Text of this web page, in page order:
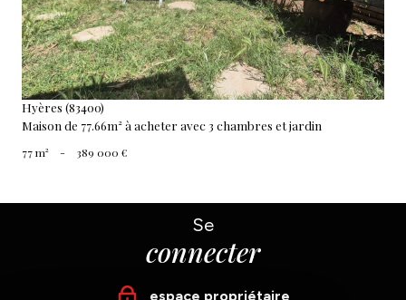
Hyères (83400)
Maison de 77.66m² à acheter avec 3 chambres et jardin
77 m² - 389 000 €
Se
connecter
espace propriétaire